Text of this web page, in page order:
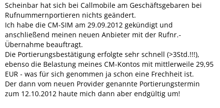
Scheinbar hat sich bei Callmobile am Geschäftsgebaren bei
Rufnummernportieren nichts geändert.
Ich habe die CM-SIM am 29.09.2012 gekündigt und
anschließend meinen neuen Anbieter mit der Rufnr.-
Übernahme beauftragt.
Die Portierungsbestätigung erfolgte sehr schnell (>3Std.!!!),
ebenso die Belastung meines CM-Kontos mit mittlerweile 29,95
EUR - was für sich genommen ja schon eine Frechheit ist.
Der dann vom neuen Provider genannte Portierungstermin
zum 12.10.2012 haute mich dann aber endgültig um!